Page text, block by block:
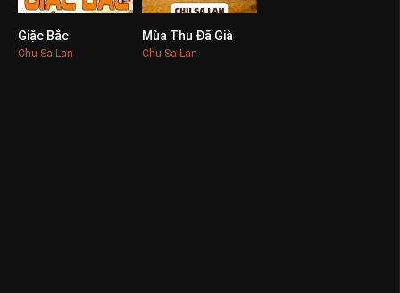
Giặc Bắc
Chu Sa Lan
Mùa Thu Đã Già
Chu Sa Lan